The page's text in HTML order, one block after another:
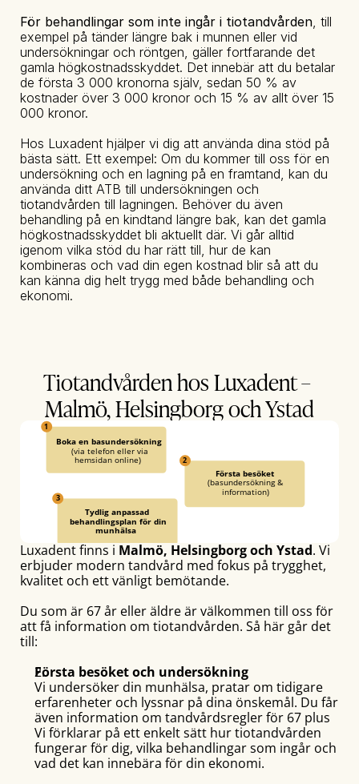
För behandlingar som inte ingår i tiotandvården, till
exempel på tänder längre bak i munnen eller vid
undersökningar och röntgen, gäller fortfarande det
gamla högkostnadsskyddet. Det innebär att du betalar
de första 3 000 kronorna själv, sedan 50 % av
kostnader över 3 000 kronor och 15 % av allt över 15
000 kronor.
Hos Luxadent hjälper vi dig att använda dina stöd på
bästa sätt. Ett exempel: Om du kommer till oss för en
undersökning och en lagning på en framtand, kan du
använda ditt ATB till undersökningen och
tiotandvården till lagningen. Behöver du även
behandling på en kindtand längre bak, kan det gamla
högkostnadsskyddet bli aktuellt där. Vi går alltid
igenom vilka stöd du har rätt till, hur de kan
kombineras och vad din egen kostnad blir så att du
kan känna dig helt trygg med både behandling och
ekonomi.
Tiotandvården hos Luxadent –
Malmö, Helsingborg och Ystad
Luxadent finns i Malmö, Helsingborg och Ystad. Vi
erbjuder modern tandvård med fokus på trygghet,
kvalitet och ett vänligt bemötande.
Du som är 67 år eller äldre är välkommen till oss för
att få information om tiotandvården. Så här går det
till:
Första besöket och undersökning
Vi undersöker din munhälsa, pratar om tidigare
erfarenheter och lyssnar på dina önskemål. Du får
även information om tandvårdsregler för 67 plus
Vi förklarar på ett enkelt sätt hur tiotandvården
fungerar för dig, vilka behandlingar som ingår och
vad det kan innebära för din ekonomi.